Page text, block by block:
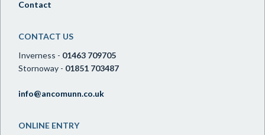
Contact
CONTACT US
Inverness - 01463 709705
Stornoway - 01851 703487
info@ancomunn.co.uk
ONLINE ENTRY